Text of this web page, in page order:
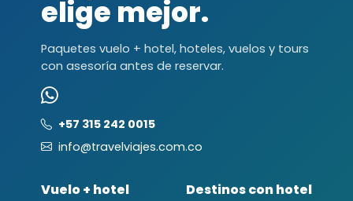
elige mejor.
Paquetes vuelo + hotel, hoteles, vuelos y tours
con asesoría antes de reservar.
+57 315 242 0015
info@travelviajes.com.co
Vuelo + hotel Destinos con hotel